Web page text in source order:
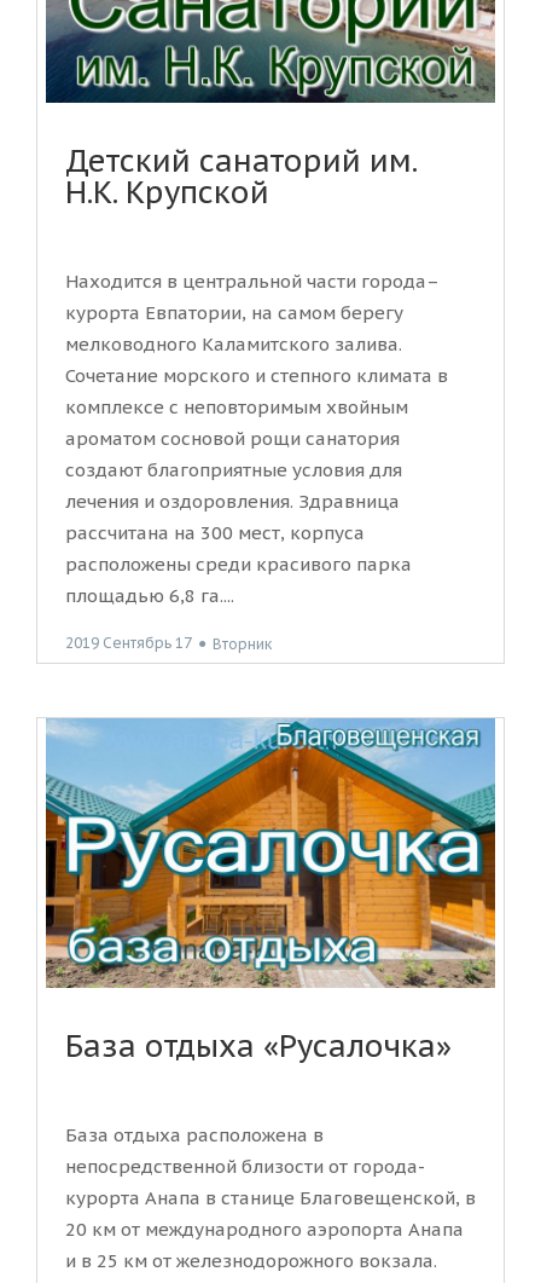
Детский санаторий им.
Н.К. Крупской
Находится в центральной части города–
курорта Евпатории, на самом берегу
мелководного Каламитского залива.
Сочетание морского и степного климата в
комплексе с неповторимым хвойным
ароматом сосновой рощи санатория
создают благоприятные условия для
лечения и оздоровления. Здравница
рассчитана на 300 мест, корпуса
расположены среди красивого парка
площадью 6,8 га....
2019 Сентябрь 17 ● Вторник
База отдыха «Русалочка»
База отдыха расположена в
непосредственной близости от города-
курорта Анапа в станице Благовещенской, в
20 км от международного аэропорта Анапа
и в 25 км от железнодорожного вокзала.